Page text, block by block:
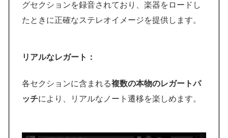
グセクションを録音されており、楽器をロードし
たときに正確なステレオイメージを提供します。
リアルなレガート：
各セクションに含まれる複数の本物のレガートパ
ッチにより、リアルなノート遷移を楽しめます。